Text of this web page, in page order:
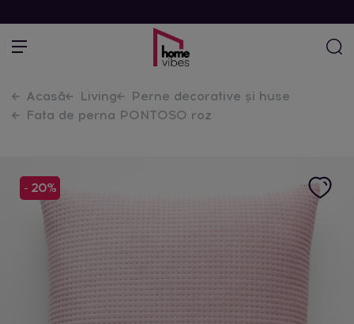
Acasă Living
Perne decorative și huse
Fata de perna PONTOSO roz
- 20%